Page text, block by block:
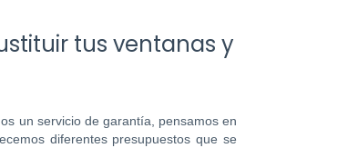
tus ventanas y
un servicio de garantía, pensamos en
diferentes presupuestos que se